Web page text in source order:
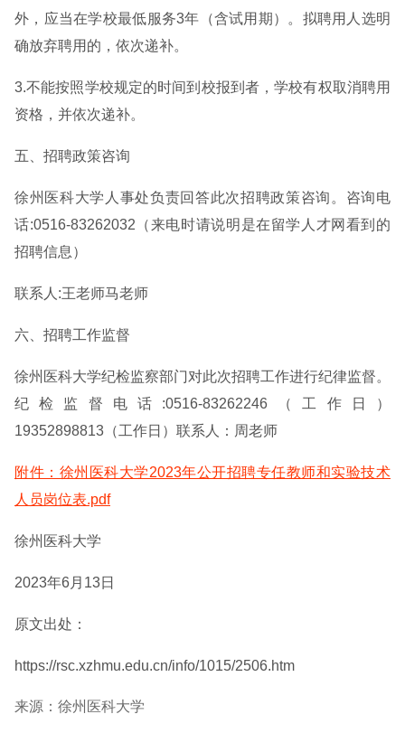
外，应当在学校最低服务3年（含试用期）。拟聘用人选明
确放弃聘用的，依次递补。
3.不能按照学校规定的时间到校报到者，学校有权取消聘用
资格，并依次递补。
五、招聘政策咨询
徐州医科大学人事处负责回答此次招聘政策咨询。咨询电
话:0516-83262032（来电时请说明是在留学人才网看到的
招聘信息）
联系人:王老师马老师
六、招聘工作监督
徐州医科大学纪检监察部门对此次招聘工作进行纪律监督。
纪检监督电话:0516-83262246（工作日）
19352898813（工作日）联系人：周老师
附件：徐州医科大学2023年公开招聘专任教师和实验技术
人员岗位表.pdf
徐州医科大学
2023年6月13日
原文出处：
https://rsc.xzhmu.edu.cn/info/1015/2506.htm
来源：徐州医科大学